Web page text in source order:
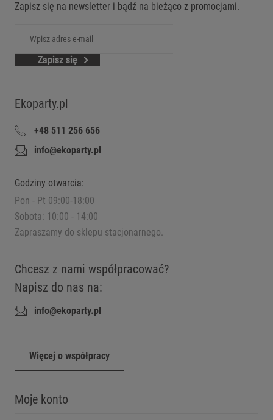
Zapisz się na newsletter i bądź na bieżąco z promocjami.
Zapisz się
Ekoparty.pl
+48 511 256 656
info@ekoparty.pl
Godziny otwarcia:
Pon - Pt 09:00-18:00
Sobota: 10:00 - 14:00
Zapraszamy do sklepu stacjonarnego.
Chcesz z nami współpracować?
Napisz do nas na:
info@ekoparty.pl
Więcej o współpracy
Moje konto